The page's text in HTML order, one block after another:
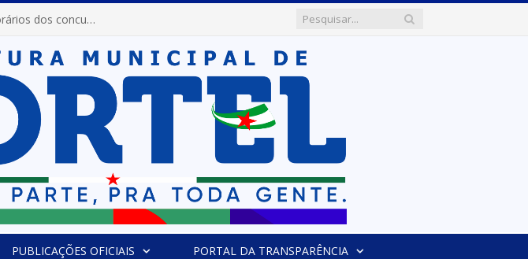
Prefeitura de Portel prorroga inscrições e altera horários dos concursos “Musa” e “Miss Mix Verão 2026”
PUBLICAÇÕES OFICIAIS PORTAL DA TRANSPARÊNCIA